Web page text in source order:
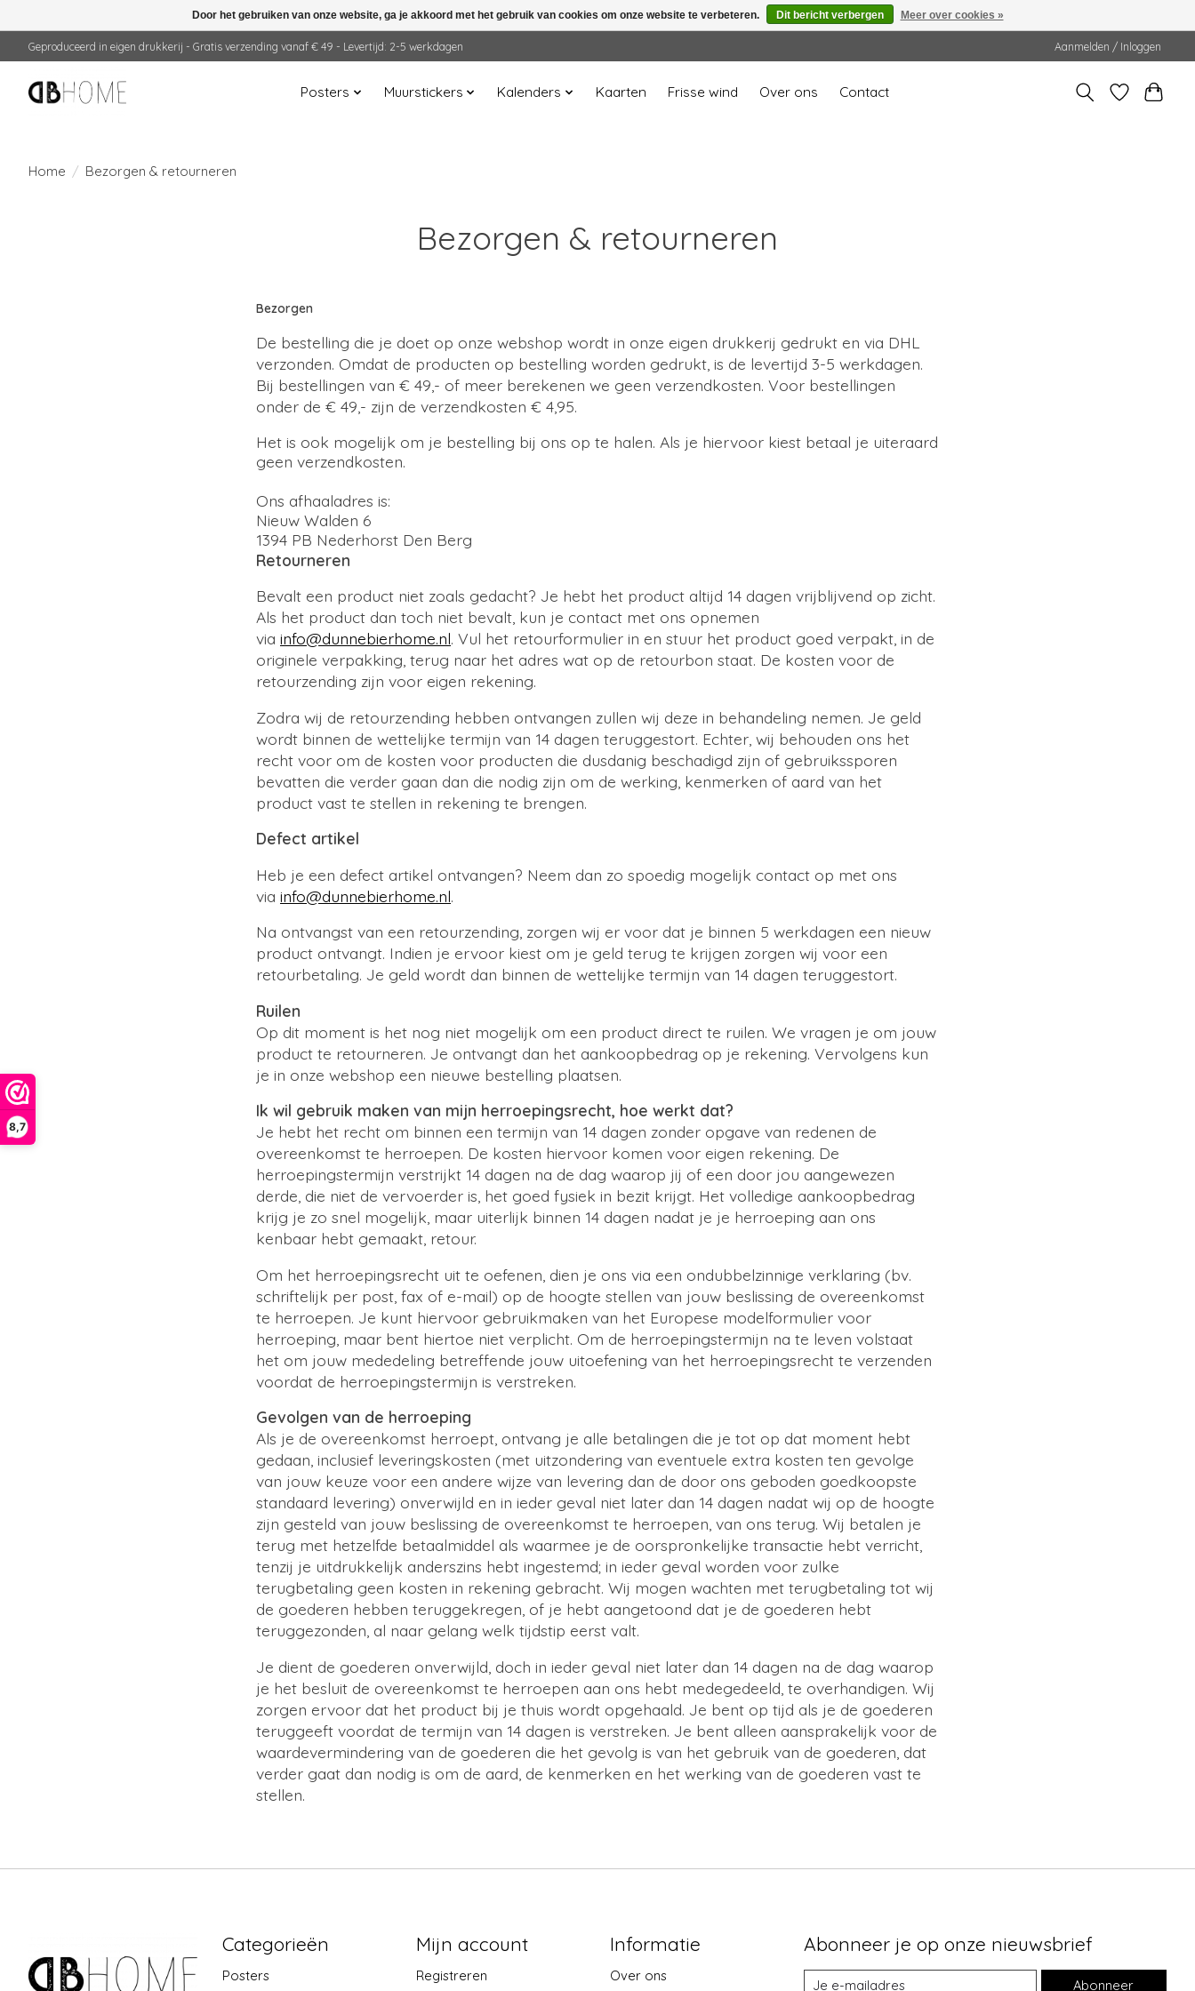
8,7
Geproduceerd in eigen drukkerij - Gratis verzending vanaf € 49 - Levertijd: 2-5 werkdagen Aanmelden / Inloggen
Posters Muurstickers Kalenders Kaarten Frisse wind Over ons Contact
Home / Bezorgen & retourneren
Bezorgen & retourneren
Bezorgen
De bestelling die je doet op onze webshop wordt in onze eigen drukkerij gedrukt en via DHL
verzonden. Omdat de producten op bestelling worden gedrukt, is de levertijd 3-5 werkdagen.
Bij bestellingen van € 49,- of meer berekenen we geen verzendkosten. Voor bestellingen
onder de € 49,- zijn de verzendkosten € 4,95.
Het is ook mogelijk om je bestelling bij ons op te halen. Als je hiervoor kiest betaal je uiteraard
geen verzendkosten.
Ons afhaaladres is:
Nieuw Walden 6
1394 PB Nederhorst Den Berg
Retourneren
Bevalt een product niet zoals gedacht? Je hebt het product altijd 14 dagen vrijblijvend op zicht.
Als het product dan toch niet bevalt, kun je contact met ons opnemen
via info@dunnebierhome.nl. Vul het retourformulier in en stuur het product goed verpakt, in de
originele verpakking, terug naar het adres wat op de retourbon staat. De kosten voor de
retourzending zijn voor eigen rekening.
Zodra wij de retourzending hebben ontvangen zullen wij deze in behandeling nemen. Je geld
wordt binnen de wettelijke termijn van 14 dagen teruggestort. Echter, wij behouden ons het
recht voor om de kosten voor producten die dusdanig beschadigd zijn of gebruikssporen
bevatten die verder gaan dan die nodig zijn om de werking, kenmerken of aard van het
product vast te stellen in rekening te brengen.
Defect artikel
Heb je een defect artikel ontvangen? Neem dan zo spoedig mogelijk contact op met ons
via info@dunnebierhome.nl.
Na ontvangst van een retourzending, zorgen wij er voor dat je binnen 5 werkdagen een nieuw
product ontvangt. Indien je ervoor kiest om je geld terug te krijgen zorgen wij voor een
retourbetaling. Je geld wordt dan binnen de wettelijke termijn van 14 dagen teruggestort.
Ruilen
Op dit moment is het nog niet mogelijk om een product direct te ruilen. We vragen je om jouw
product te retourneren. Je ontvangt dan het aankoopbedrag op je rekening. Vervolgens kun
je in onze webshop een nieuwe bestelling plaatsen.
Ik wil gebruik maken van mijn herroepingsrecht, hoe werkt dat?
Je hebt het recht om binnen een termijn van 14 dagen zonder opgave van redenen de
overeenkomst te herroepen. De kosten hiervoor komen voor eigen rekening. De
herroepingstermijn verstrijkt 14 dagen na de dag waarop jij of een door jou aangewezen
derde, die niet de vervoerder is, het goed fysiek in bezit krijgt. Het volledige aankoopbedrag
krijg je zo snel mogelijk, maar uiterlijk binnen 14 dagen nadat je je herroeping aan ons
kenbaar hebt gemaakt, retour.
Om het herroepingsrecht uit te oefenen, dien je ons via een ondubbelzinnige verklaring (bv.
schriftelijk per post, fax of e-mail) op de hoogte stellen van jouw beslissing de overeenkomst
te herroepen. Je kunt hiervoor gebruikmaken van het Europese modelformulier voor
herroeping, maar bent hiertoe niet verplicht. Om de herroepingstermijn na te leven volstaat
het om jouw mededeling betreffende jouw uitoefening van het herroepingsrecht te verzenden
voordat de herroepingstermijn is verstreken.
Gevolgen van de herroeping
Als je de overeenkomst herroept, ontvang je alle betalingen die je tot op dat moment hebt
gedaan, inclusief leveringskosten (met uitzondering van eventuele extra kosten ten gevolge
van jouw keuze voor een andere wijze van levering dan de door ons geboden goedkoopste
standaard levering) onverwijld en in ieder geval niet later dan 14 dagen nadat wij op de hoogte
zijn gesteld van jouw beslissing de overeenkomst te herroepen, van ons terug. Wij betalen je
terug met hetzelfde betaalmiddel als waarmee je de oorspronkelijke transactie hebt verricht,
tenzij je uitdrukkelijk anderszins hebt ingestemd; in ieder geval worden voor zulke
terugbetaling geen kosten in rekening gebracht. Wij mogen wachten met terugbetaling tot wij
de goederen hebben teruggekregen, of je hebt aangetoond dat je de goederen hebt
teruggezonden, al naar gelang welk tijdstip eerst valt.
Je dient de goederen onverwijld, doch in ieder geval niet later dan 14 dagen na de dag waarop
je het besluit de overeenkomst te herroepen aan ons hebt medegedeeld, te overhandigen. Wij
zorgen ervoor dat het product bij je thuis wordt opgehaald. Je bent op tijd als je de goederen
teruggeeft voordat de termijn van 14 dagen is verstreken. Je bent alleen aansprakelijk voor de
waardevermindering van de goederen die het gevolg is van het gebruik van de goederen, dat
verder gaat dan nodig is om de aard, de kenmerken en het werking van de goederen vast te
stellen.
Categorieën
Posters
Mijn account
Registreren
Informatie
Over ons
Abonneer je op onze nieuwsbrief
Abonneer
Door het gebruiken van onze website, ga je akkoord met het gebruik van cookies om onze website te verbeteren. Dit bericht verbergen Meer over cookies »